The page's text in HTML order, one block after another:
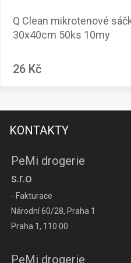
Q Clean mikrotenové sáčky
30x40cm 50ks 10my
26 Kč
KONTAKTY
PeMi drogerie
s.r.o
- Fakturace
Národní 60/28, Praha 1
Praha 1, 110 00
PeMi drogerie